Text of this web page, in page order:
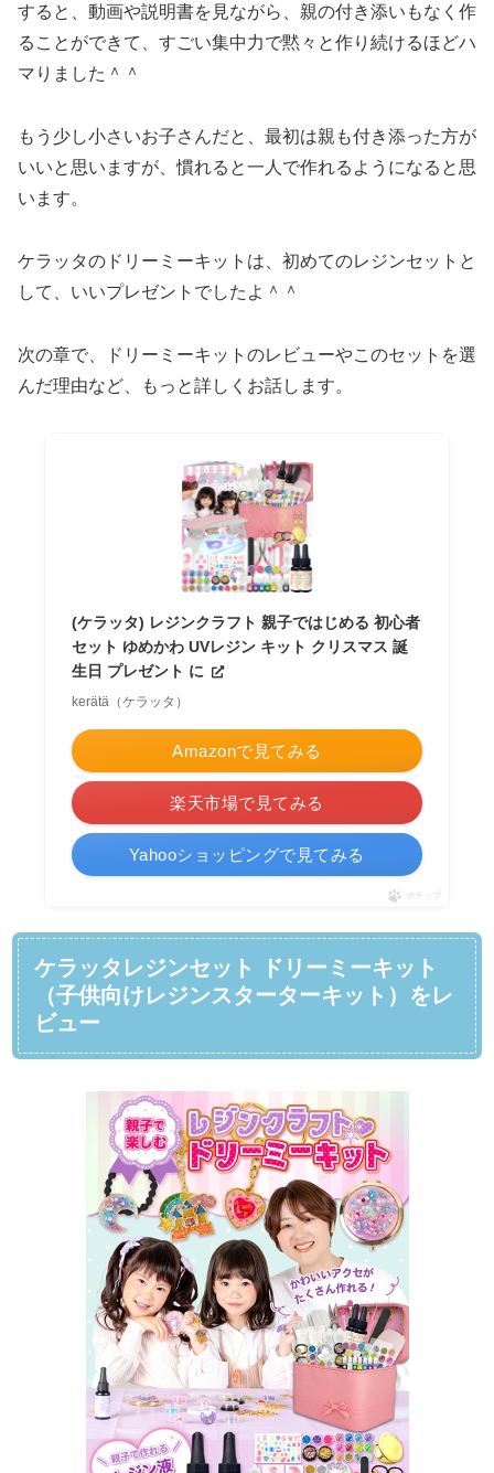
すると、動画や説明書を見ながら、親の付き添いもなく作
ることができて、すごい集中力で黙々と作り続けるほどハ
マりました＾＾
もう少し小さいお子さんだと、最初は親も付き添った方が
いいと思いますが、慣れると一人で作れるようになると思
います。
ケラッタのドリーミーキットは、初めてのレジンセットと
して、いいプレゼントでしたよ＾＾
次の章で、ドリーミーキットのレビューやこのセットを選
んだ理由など、もっと詳しくお話します。
(ケラッタ) レジンクラフト 親子ではじめる 初心者
セット ゆめかわ UVレジン キット クリスマス 誕
生日 プレゼント に
kerätä（ケラッタ）
Amazonで見てみる
楽天市場で見てみる
Yahooショッピングで見てみる
ポチップ
ケラッタレジンセット ドリーミーキット
（子供向けレジンスターターキット）をレ
ビュー